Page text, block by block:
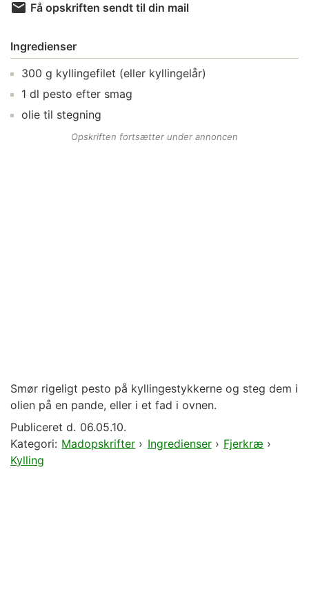
Få opskriften sendt til din mail
Ingredienser
300 g kyllingefilet (eller kyllingelår)
1 dl pesto efter smag
olie til stegning
Opskriften fortsætter under annoncen
Smør rigeligt pesto på kyllingestykkerne og steg dem i
olien på en pande, eller i et fad i ovnen.
Publiceret d. 06.05.10.
Kategori: Madopskrifter › Ingredienser› Fjerkræ ›
Kylling